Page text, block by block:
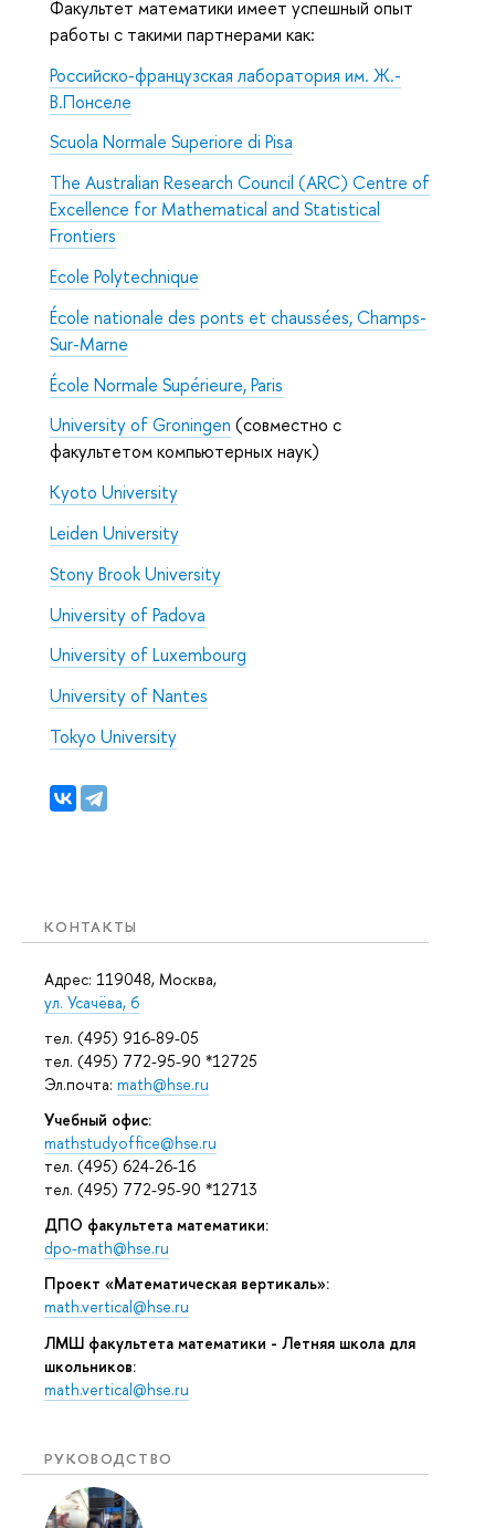
КОНТАКТЫ
Адрес: 119048, Москва,
ул. Усачёва, 6
тел. (495) 916-89-05
тел. (495) 772-95-90 *12725
Эл.почта: math@hse.ru
Учебный офис:
mathstudyoffice@hse.ru
тел. (495) 624-26-16
тел. (495) 772-95-90 *12713
ДПО факультета математики:
dpo-math@hse.ru
Проект «Математическая вертикаль»:
math.vertical@hse.ru
ЛМШ факультета математики - Летняя школа для
школьников:
math.vertical@hse.ru
РУКОВОДСТВО
Факультет математики имеет успешный опыт
работы с такими партнерами как:
Российско-французская лаборатория им. Ж.-
В.Понселе
Scuola Normale Superiore di Pisa
The Australian Research Council (ARC) Centre of
Excellence for Mathematical and Statistical
Frontiers
Ecole Polytechnique
École nationale des ponts et chaussées, Champs-
Sur-Marne
École Normale Supérieure, Paris
University of Groningen (совместно с
факультетом компьютерных наук)
Kyoto University
Leiden University
Stony Brook University
University of Padova
University of Luxembourg
University of Nantes
Tokyo University